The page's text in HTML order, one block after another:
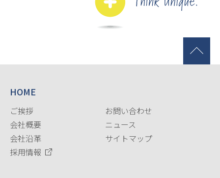
HOME
ご挨拶
会社概要
会社沿革
採用情報
お問い合わせ
ニュース
サイトマップ